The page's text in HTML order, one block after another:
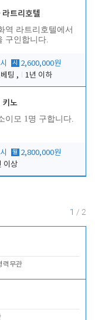
라트리호텔
역 라트리호텔에서
구인합니다.
시
2,600,000원
팅 ,
1년 이하
키노
이모 1명 구합니다.
월 2,800,000원
이상
1 / 2
력무관